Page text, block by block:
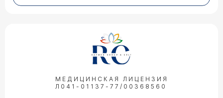
МЕДИЦИНСКАЯ ЛИЦЕНЗИЯ
Л041-01137-77/00368560